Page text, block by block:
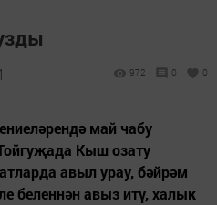
972 0 0
май чабу
Кыш озату
авыл урау, бәйрәм
беленнән авыз итү, халык